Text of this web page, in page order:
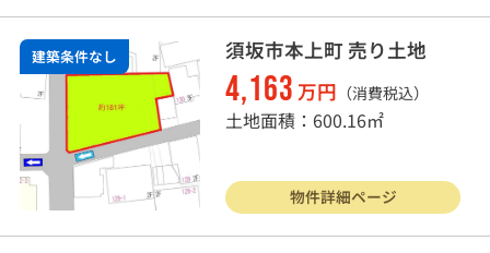
須坂市本上町 売り土地
4,163 万円 （消費税込）
土地面積：600.16㎡
物件詳細ページ
建築条件なし